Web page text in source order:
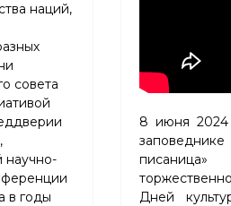
наций,
совета
научно-
в годы
8 июня 2024
Дней